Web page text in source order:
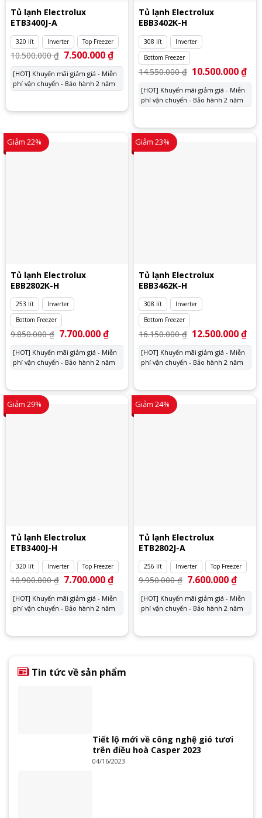
Tủ lạnh Electrolux
ETB3400J-A
320 lít Inverter Top Freezer
10.500.000₫ Giá
gốc
là:
10.500.000 ₫.
7.500.000₫Giá
tại
là:
7.500.000 ₫.
[HOT] Khuyến mãi giảm giá - Miễn
phí vận chuyển - Bảo hành 2 năm
Tủ lạnh Electrolux
EBB3402K-H
308 lít
Inverter
Bottom Freezer
14.550.000₫ Giá
gốc
là:
14.550.000 ₫.
10.500.000₫Giá
tại
[HOT] Khuyến mãi giảm giá - Miễn
phí vận chuyển - Bảo hành 2 năm
Giảm 22%
Tủ lạnh Electrolux
EBB2802K-H
253 lít
Inverter
Bottom Freezer
9.850.000₫ Giá
gốc
là:
9.850.000 ₫.
7.700.000₫Giá
tại
là:
7.700.000 ₫.
[HOT] Khuyến mãi giảm giá - Miễn
phí vận chuyển - Bảo hành 2 năm
Giảm 23%
Tủ lạnh Electrolux
EBB3462K-H
308 lít
Inverter
Bottom Freezer
16.150.000₫ Giá
gốc
là:
16.150.000 ₫.
12.500.000₫Giá
tại
[HOT] Khuyến mãi giảm giá - Miễn
phí vận chuyển - Bảo hành 2 năm
Giảm 29%
Tủ lạnh Electrolux
ETB3400J-H
320 lít Inverter Top Freezer
10.900.000₫ Giá
gốc
là:
10.900.000 ₫.
7.700.000₫Giá
tại
là:
7.700.000 ₫.
[HOT] Khuyến mãi giảm giá - Miễn
phí vận chuyển - Bảo hành 2 năm
Giảm 24%
Tủ lạnh Electrolux
ETB2802J-A
256 lít Inverter Top Freezer
9.950.000₫ Giá
gốc
là:
9.950.000 ₫.
7.600.000₫Giá
tại
là:
[HOT] Khuyến mãi giảm giá - Miễn
phí vận chuyển - Bảo hành 2 năm
Tin tức về sản phẩm
Tiết lộ mới về công nghệ gió tươi
trên điều hoà Casper 2023
04/16/2023